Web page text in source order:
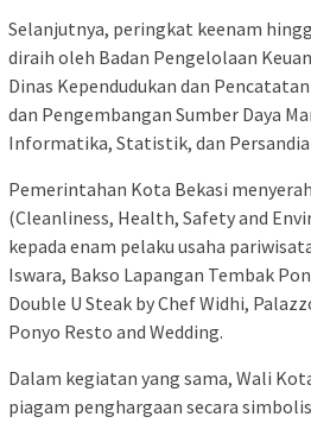
Selanjutnya, peringkat keenam
diraih oleh Badan Pengelolaan
Dinas Kependudukan dan
dan Pengembangan Sumber Daya
Informatika, Statistik, dan
Pemerintahan Kota Bekasi
(Cleanliness, Health, Safety and
kepada enam pelaku usaha
Iswara, Bakso Lapangan Tembak
Double U Steak by Chef Widhi,
Ponyo Resto and Wedding.
Dalam kegiatan yang sama, Wali
piagam penghargaan secara